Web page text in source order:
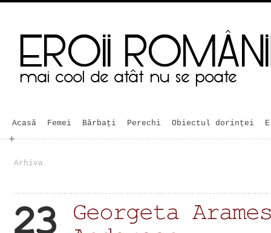
Acasă Femei Bărbaţi Perechi Obiectul dorinței
Arhiva